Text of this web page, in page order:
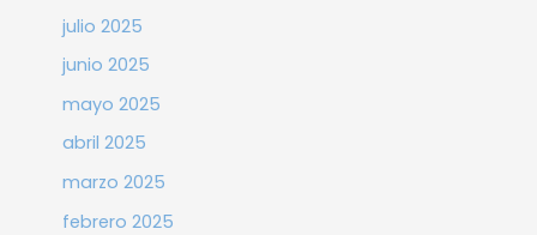
julio 2025
junio 2025
mayo 2025
abril 2025
marzo 2025
febrero 2025